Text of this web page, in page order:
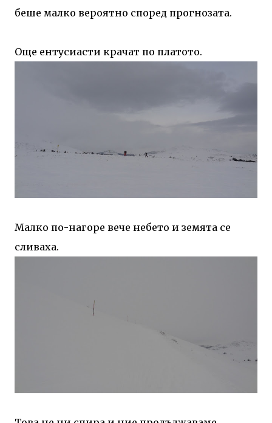
беше малко вероятно според прогнозата.
Още ентусиасти крачат по платото.
Малко по-нагоре вече небето и земята се
сливаха.